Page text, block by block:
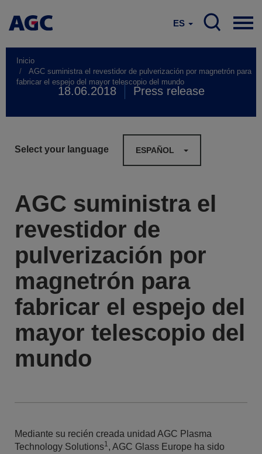
ES
Inicio
AGC suministra el revestidor de pulverización por magnetrón para
fabricar el espejo del mayor telescopio del mundo
18.06.2018 Press release
Select your language ESPAÑOL
AGC suministra el
revestidor de
pulverización por
magnetrón para
fabricar el espejo del
mayor telescopio del
mundo
Mediante su recién creada unidad AGC Plasma
Technology Solutions1, AGC Glass Europe ha sido